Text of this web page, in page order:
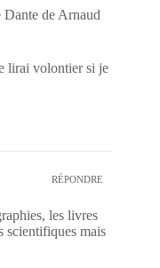
de Arnaud
lirai volontier si je
RÉPONDRE
les livres
scientifiques mais